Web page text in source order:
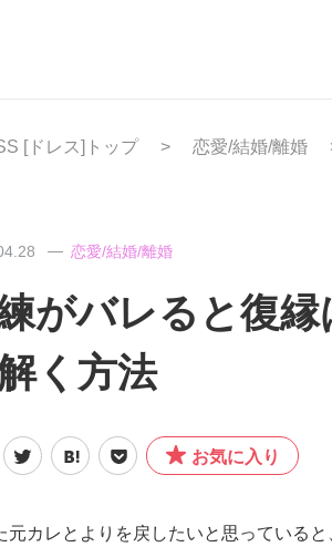
[ドレス]トップ 恋愛/結婚/離婚
恋愛/結婚/離婚
がバレると復
く方法
お気に入り
元カレとよりを戻したいと思っている